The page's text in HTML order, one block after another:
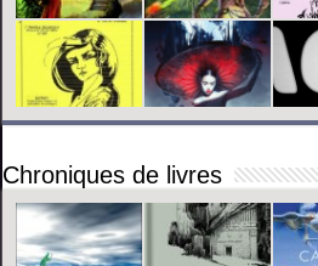
Chroniques de livres